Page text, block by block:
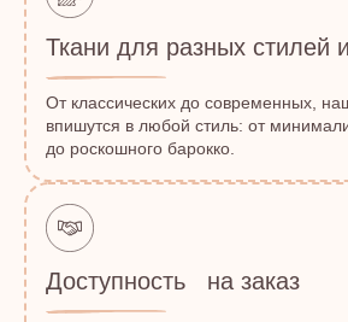
Ткани для разных стилей
От классических до современных,
впишутся в любой стиль: от
до роскошного барокко.
Доступность на заказ